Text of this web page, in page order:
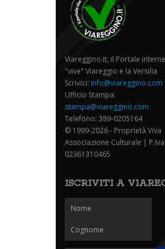
Viareggino.it, il Portale
"vive" Viareggio e la Versilia
Scrivici: info@viareggino.com
Ufficio Stampa:
stampa@viareggino.com
Telefono: 389-0205164
© 1999-2026 - Proprietà Viva
Associazione Culturale | P.Iva
02361310465
ISCRIVITI A